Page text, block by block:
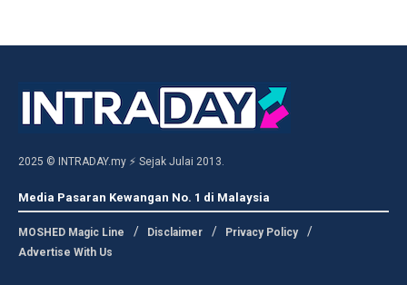
2025 © INTRADAY.my ⚡ Sejak Julai 2013.
Media Pasaran Kewangan No. 1 di Malaysia
MOSHED Magic Line Disclaimer
Privacy Policy
Advertise With Us